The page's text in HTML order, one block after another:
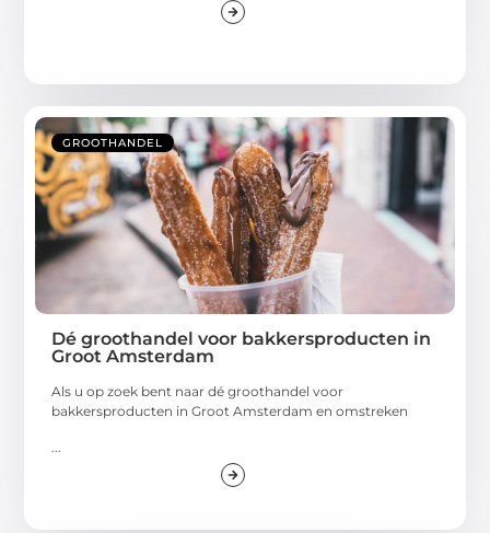
GROOTHANDEL
Dé groothandel voor bakkersproducten in
Groot Amsterdam
Als u op zoek bent naar dé groothandel voor
bakkersproducten in Groot Amsterdam en omstreken